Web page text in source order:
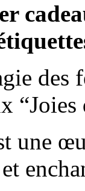
des
une